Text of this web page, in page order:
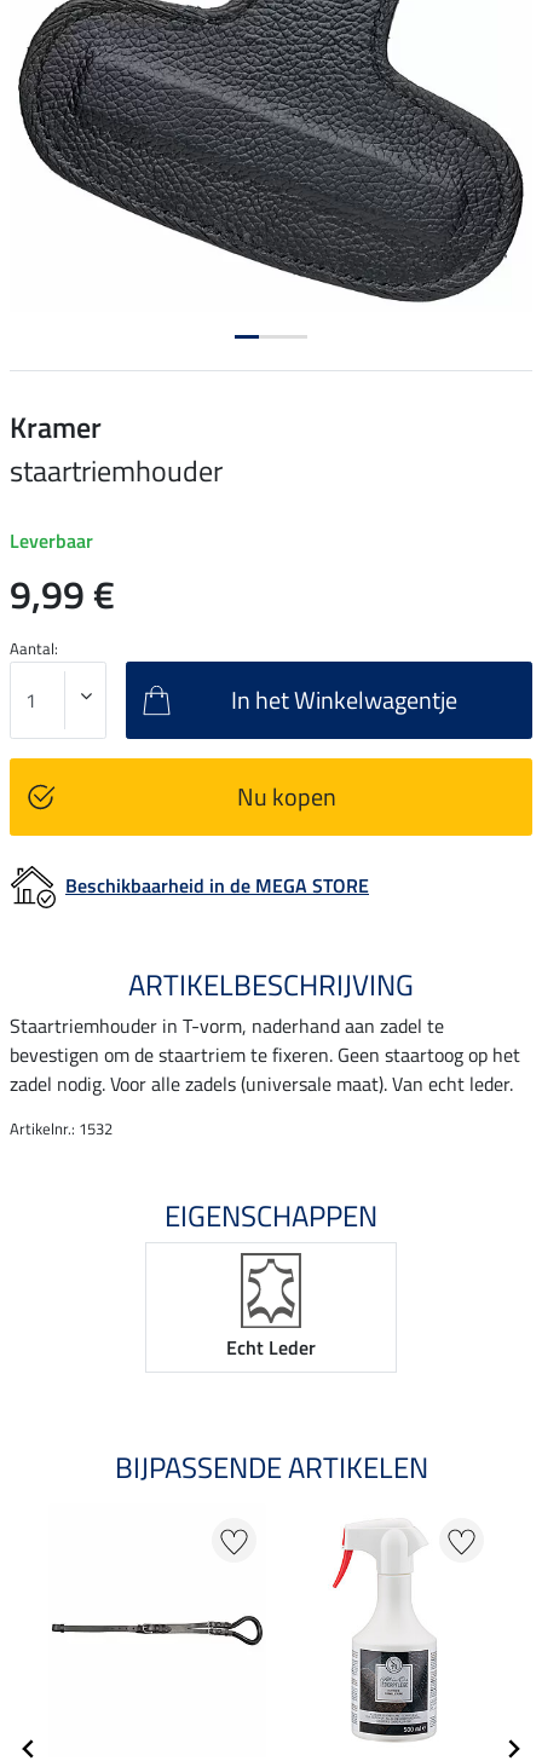
Kramer
staartriemhouder
Leverbaar
9,99 €
Aantal:
In het Winkelwagentje
Nu kopen
Beschikbaarheid in de MEGA STORE
ARTIKELBESCHRIJVING
Staartriemhouder in T-vorm, naderhand aan zadel te
bevestigen om de staartriem te fixeren. Geen staartoog op het
zadel nodig. Voor alle zadels (universale maat). Van echt leder.
Artikelnr.: 1532
EIGENSCHAPPEN
Echt Leder
BIJPASSENDE ARTIKELEN